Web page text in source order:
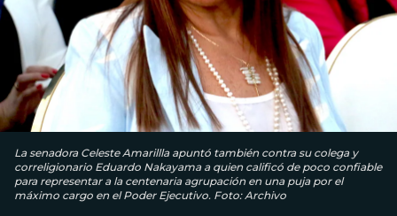
La senadora Celeste Amarillla apuntó también contra su colega y
correligionario Eduardo Nakayama a quien calificó de poco confiable
para representar a la centenaria agrupación en una puja por el
máximo cargo en el Poder Ejecutivo. Foto: Archivo